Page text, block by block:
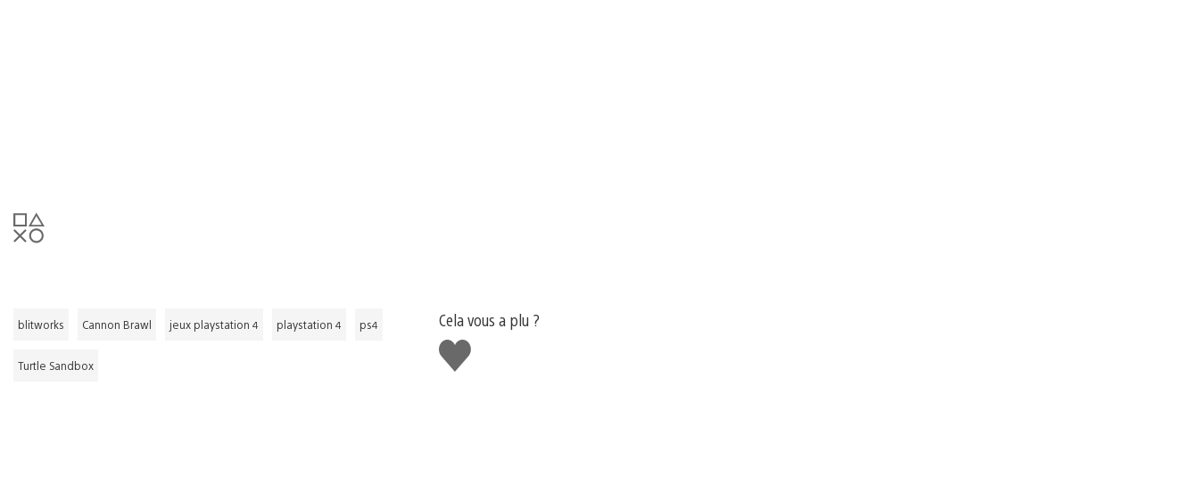
blitworks Cannon Brawl jeux playstation 4 playstation 4 ps4
Turtle Sandbox
Cela vous a plu ?
J'aime